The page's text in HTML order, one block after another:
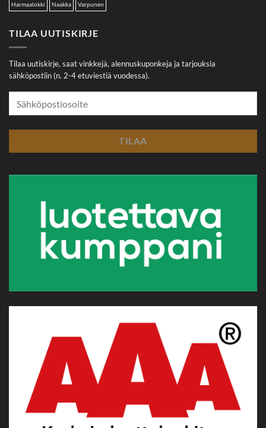
Harmaalokki Naakka Varpunen
TILAA UUTISKIRJE
Tilaa uutiskirje, saat vinkkejä, alennuskuponkeja ja tarjouksia
sähköpostiin (n. 2-4 etuviestiä vuodessa).